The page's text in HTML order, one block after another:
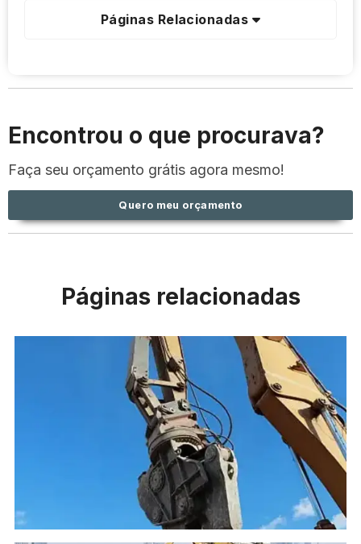
Páginas Relacionadas
Encontrou o que procurava?
Faça seu orçamento grátis agora mesmo!
Quero meu orçamento
Páginas relacionadas